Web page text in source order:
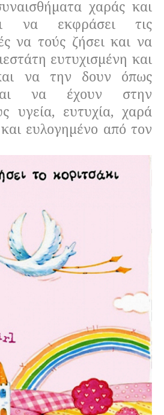
χαράς και
να εκφράσει τις
να τούς ζήσει και να
ευτυχισμένη και
να την δουν όπως
να έχουν στην
υγεία, ευτυχία, χαρά
ευλογημένο από τον